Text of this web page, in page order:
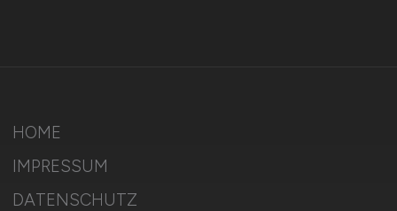
HOME
IMPRESSUM
DATENSCHUTZ